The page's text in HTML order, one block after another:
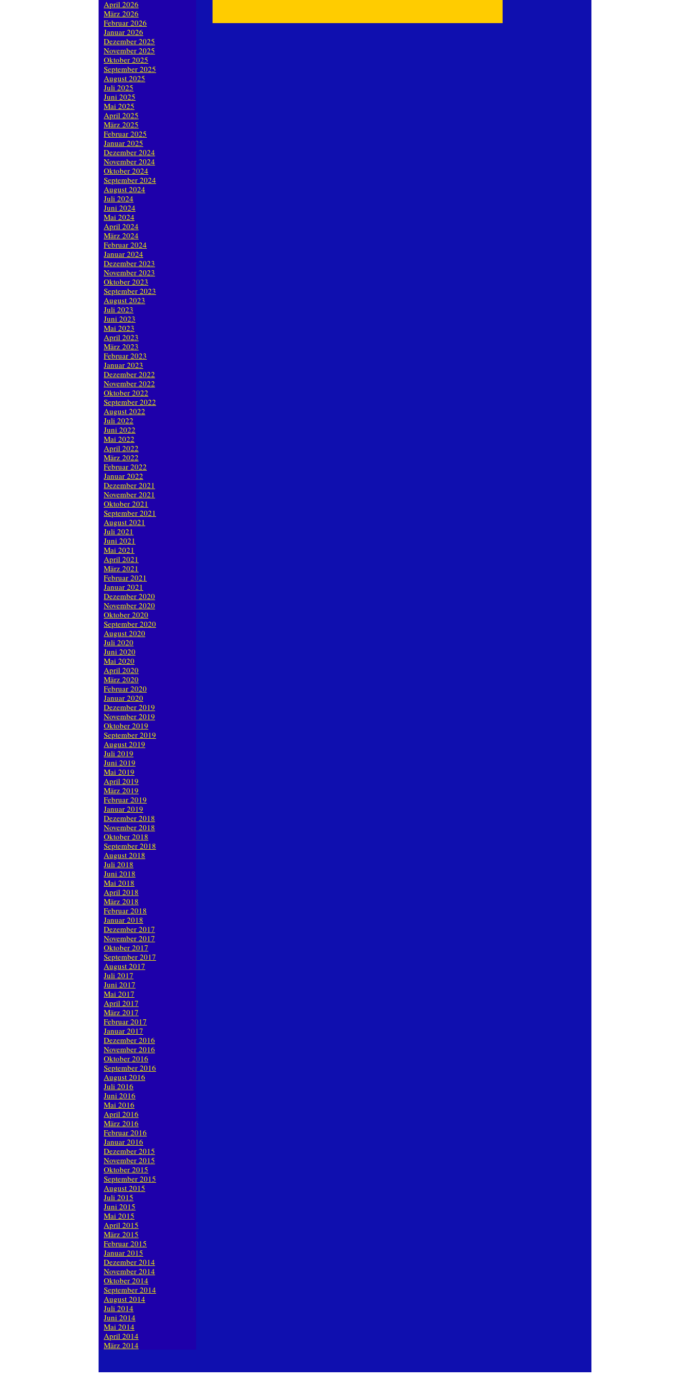
April 2026
März 2026
Februar 2026
Januar 2026
Dezember 2025
November 2025
Oktober 2025
September 2025
August 2025
Juli 2025
Juni 2025
Mai 2025
April 2025
März 2025
Februar 2025
Januar 2025
Dezember 2024
November 2024
Oktober 2024
September 2024
August 2024
Juli 2024
Juni 2024
Mai 2024
April 2024
März 2024
Februar 2024
Januar 2024
Dezember 2023
November 2023
Oktober 2023
September 2023
August 2023
Juli 2023
Juni 2023
Mai 2023
April 2023
März 2023
Februar 2023
Januar 2023
Dezember 2022
November 2022
Oktober 2022
September 2022
August 2022
Juli 2022
Juni 2022
Mai 2022
April 2022
März 2022
Februar 2022
Januar 2022
Dezember 2021
November 2021
Oktober 2021
September 2021
August 2021
Juli 2021
Juni 2021
Mai 2021
April 2021
März 2021
Februar 2021
Januar 2021
Dezember 2020
November 2020
Oktober 2020
September 2020
August 2020
Juli 2020
Juni 2020
Mai 2020
April 2020
März 2020
Februar 2020
Januar 2020
Dezember 2019
November 2019
Oktober 2019
September 2019
August 2019
Juli 2019
Juni 2019
Mai 2019
April 2019
März 2019
Februar 2019
Januar 2019
Dezember 2018
November 2018
Oktober 2018
September 2018
August 2018
Juli 2018
Juni 2018
Mai 2018
April 2018
März 2018
Februar 2018
Januar 2018
Dezember 2017
November 2017
Oktober 2017
September 2017
August 2017
Juli 2017
Juni 2017
Mai 2017
April 2017
März 2017
Februar 2017
Januar 2017
Dezember 2016
November 2016
Oktober 2016
September 2016
August 2016
Juli 2016
Juni 2016
Mai 2016
April 2016
März 2016
Februar 2016
Januar 2016
Dezember 2015
November 2015
Oktober 2015
September 2015
August 2015
Juli 2015
Juni 2015
Mai 2015
April 2015
März 2015
Februar 2015
Januar 2015
Dezember 2014
November 2014
Oktober 2014
September 2014
August 2014
Juli 2014
Juni 2014
Mai 2014
April 2014
März 2014